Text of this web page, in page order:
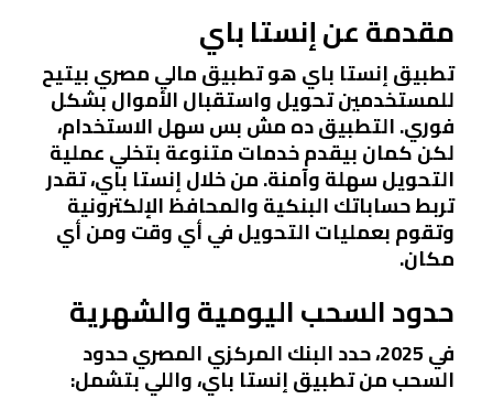
مقدمة عن إنستا باي
تطبيق إنستا باي هو تطبيق مالي مصري بيتيح
للمستخدمين تحويل واستقبال الأموال بشكل
فوري. التطبيق ده مش بس سهل الاستخدام،
لكن كمان بيقدم خدمات متنوعة بتخلي عملية
التحويل سهلة وآمنة. من خلال إنستا باي، تقدر
تربط حساباتك البنكية والمحافظ الإلكترونية
وتقوم بعمليات التحويل في أي وقت ومن أي
مكان.
حدود السحب اليومية والشهرية
في 2025، حدد البنك المركزي المصري حدود
السحب من تطبيق إنستا باي، واللي بتشمل: